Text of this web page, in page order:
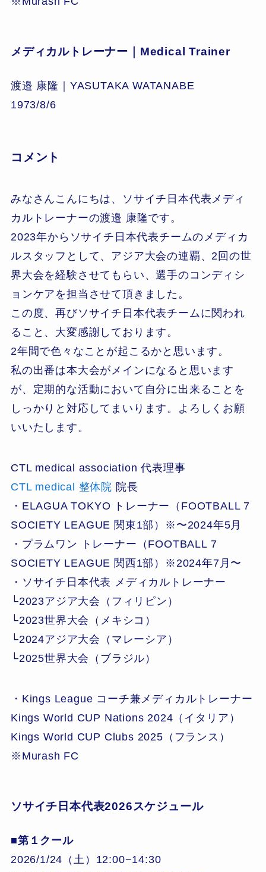
メディカルトレーナー｜Medical Trainer
渡邉 康隆｜YASUTAKA WATANABE
1973/8/6
コメント
みなさんこんにちは、ソサイチ日本代表メディ
カルトレーナーの渡邉 康隆です。
2023年からソサイチ日本代表チームのメディカ
ルスタッフとして、アジア大会の連覇、2回の世
界大会を経験させてもらい、選手のコンディシ
ョンケアを担当させて頂きました。
この度、再びソサイチ日本代表チームに関われ
ること、大変感謝しております。
2年間で色々なことが起こるかと思います。
私の出番は本大会がメインになると思います
が、定期的な活動において自分に出来ることを
しっかりと対応してまいります。よろしくお願
いいたします。
CTL medical association 代表理事
CTL medical 整体院 院長
・ELAGUA TOKYO トレーナー（FOOTBALL 7
SOCIETY LEAGUE 関東1部）※〜2024年5月
・プラムワン トレーナー（FOOTBALL 7
SOCIETY LEAGUE 関西1部）※2024年7月〜
・ソサイチ日本代表 メディカルトレーナー
└2023アジア大会（フィリピン）
└2023世界大会（メキシコ）
└2024アジア大会（マレーシア）
└2025世界大会（ブラジル）
・Kings League コーチ兼メディカルトレーナー
Kings World CUP Nations 2024（イタリア）
Kings World CUP Clubs 2025（フランス）
※Murash FC
ソサイチ日本代表2026スケジュール
■第１クール
2026/1/24（土）12:00−14:30